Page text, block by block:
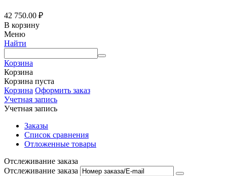
42 750.00 ₽
В корзину
Меню
Найти
Корзина
Корзина
Корзина пуста
Корзина Оформить заказ
Учетная запись
Учетная запись
Заказы
Список сравнения
Отложенные товары
Отслеживание заказа
Отслеживание заказа